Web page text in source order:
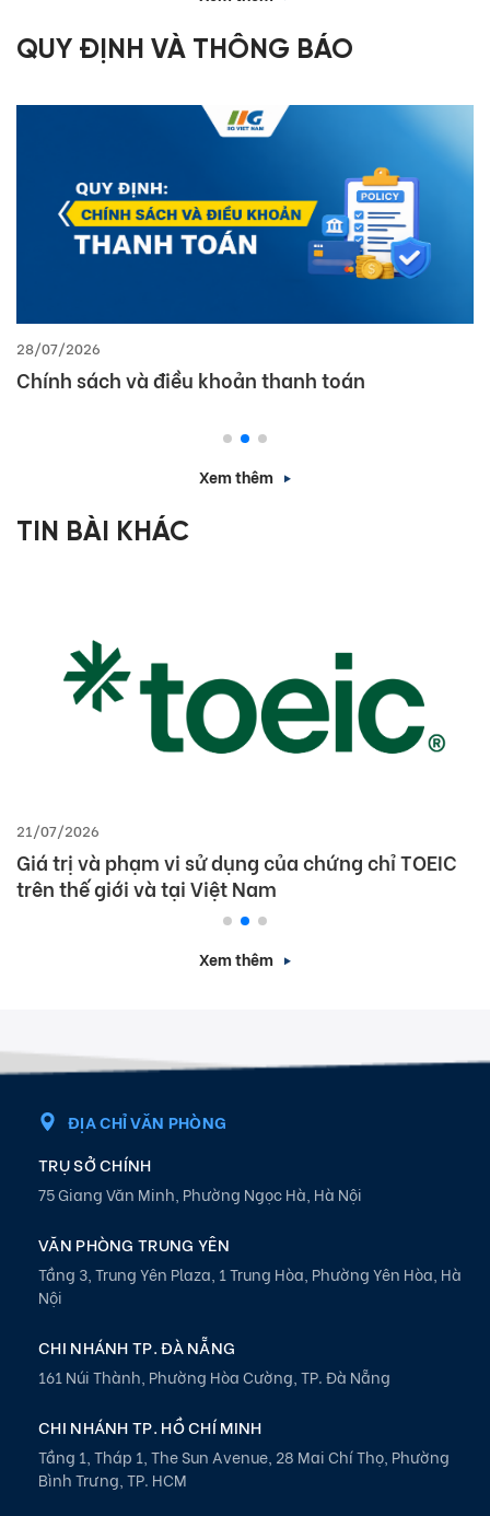
QUY ĐỊNH VÀ THÔNG BÁO
28/07/2026
Chính sách và điều khoản thanh toán
Xem thêm
TIN BÀI KHÁC
21/07/2026
Giá trị và phạm vi sử dụng của chứng chỉ TOEIC
trên thế giới và tại Việt Nam
Xem thêm
ĐỊA CHỈ VĂN PHÒNG
TRỤ SỞ CHÍNH
75 Giang Văn Minh, Phường Ngọc Hà, Hà Nội
VĂN PHÒNG TRUNG YÊN
Tầng 3, Trung Yên Plaza, 1 Trung Hòa, Phường Yên Hòa, Hà
Nội
CHI NHÁNH TP. ĐÀ NẴNG
161 Núi Thành, Phường Hòa Cường, TP. Đà Nẵng
CHI NHÁNH TP. HỒ CHÍ MINH
Tầng 1, Tháp 1, The Sun Avenue, 28 Mai Chí Thọ, Phường
Bình Trưng, TP. HCM